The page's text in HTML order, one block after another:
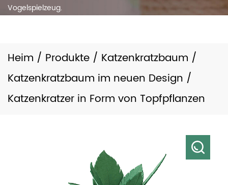
Vogelspielzeug.
Heim / Produkte / Katzenkratzbaum /
Katzenkratzbaum im neuen Design /
Katzenkratzer in Form von Topfpflanzen